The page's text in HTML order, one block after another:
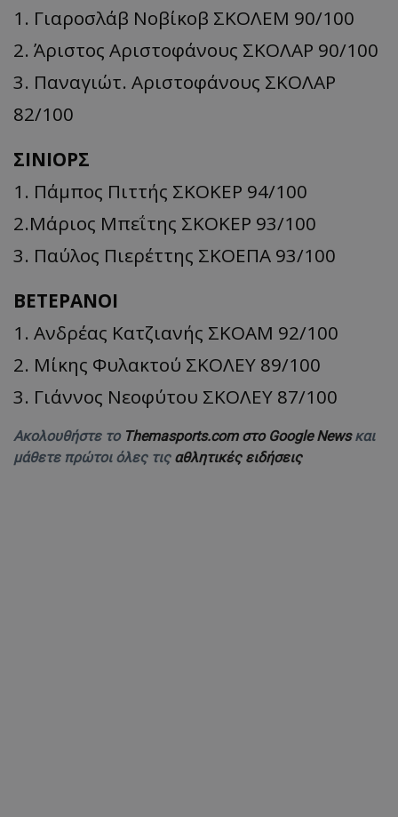
1. Γιαροσλάβ Νοβίκοβ ΣΚΟΛΕΜ 90/100
2. Άριστος Αριστοφάνους ΣΚΟΛΑΡ 90/100
3. Παναγιώτ. Αριστοφάνους ΣΚΟΛΑΡ
82/100
ΣΙΝΙΟΡΣ
1. Πάμπος Πιττής ΣΚΟΚΕΡ 94/100
2.Μάριος Μπεΐτης ΣΚΟΚΕΡ 93/100
3. Παύλος Πιερέττης ΣΚΟΕΠΑ 93/100
ΒΕΤΕΡΑΝΟΙ
1. Ανδρέας Κατζιανής ΣΚΟΑΜ 92/100
2. Μίκης Φυλακτού ΣΚΟΛΕΥ 89/100
3. Γιάννος Νεοφύτου ΣΚΟΛΕΥ 87/100
Ακολουθήστε το Themasports.com στο Google Newsκαι
μάθετε πρώτοι όλες τις αθλητικές ειδήσεις